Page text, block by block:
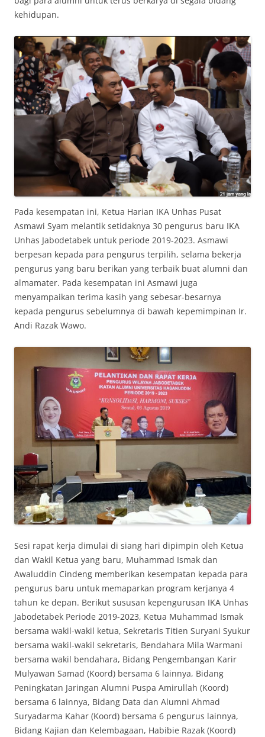
kehidupan.
Pada kesempatan ini, Ketua Harian IKA Unhas Pusat
Asmawi Syam melantik setidaknya 30 pengurus baru IKA
Unhas Jabodetabek untuk periode 2019-2023. Asmawi
berpesan kepada para pengurus terpilih, selama bekerja
pengurus yang baru berikan yang terbaik buat alumni dan
almamater. Pada kesempatan ini Asmawi juga
menyampaikan terima kasih yang sebesar-besarnya
kepada pengurus sebelumnya di bawah kepemimpinan Ir.
Andi Razak Wawo.
Sesi rapat kerja dimulai di siang hari dipimpin oleh Ketua
dan Wakil Ketua yang baru, Muhammad Ismak dan
Awaluddin Cindeng memberikan kesempatan kepada para
pengurus baru untuk memaparkan program kerjanya 4
tahun ke depan. Berikut sususan kepengurusan IKA Unhas
Jabodetabek Periode 2019-2023, Ketua Muhammad Ismak
bersama wakil-wakil ketua, Sekretaris Titien Suryani Syukur
bersama wakil-wakil sekretaris, Bendahara Mila Warmani
bersama wakil bendahara, Bidang Pengembangan Karir
Mulyawan Samad (Koord) bersama 6 lainnya, Bidang
Peningkatan Jaringan Alumni Puspa Amirullah (Koord)
bersama 6 lainnya, Bidang Data dan Alumni Ahmad
Suryadarma Kahar (Koord) bersama 6 pengurus lainnya,
Bidang Kajian dan Kelembagaan, Habibie Razak (Koord)